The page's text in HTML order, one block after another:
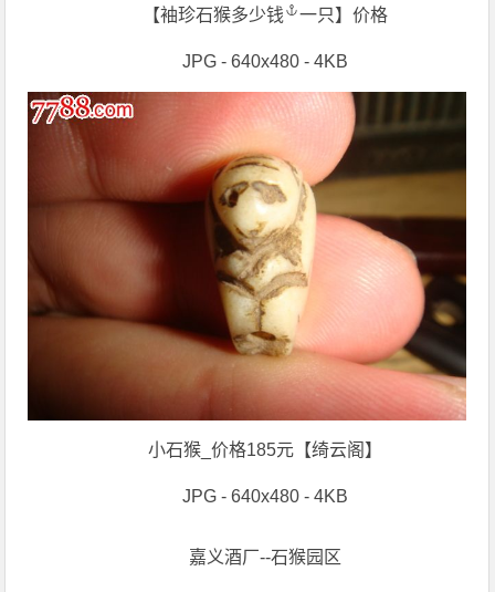
【袖珍石猴多少钱 一只】价格
JPG - 640x480 - 4KB
小石猴_价格185元【绮云阁】
JPG - 640x480 - 4KB
嘉义酒厂--石猴园区